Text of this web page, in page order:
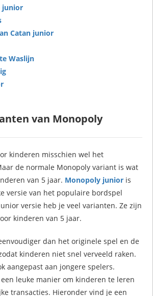
junior
Catan junior
Waslijn
van Monopoly
kinderen misschien wel het
de normale Monopoly variant is wat
van 5 jaar. Monopoly junior is
versie van het populaire bordspel
versie heb je veel varianten. Ze zijn
kinderen van 5 jaar.
dan het originele spel en de
kinderen niet snel verveeld raken.
aangepast aan jongere spelers.
leuke manier om kinderen te leren
transacties. Hieronder vind je een